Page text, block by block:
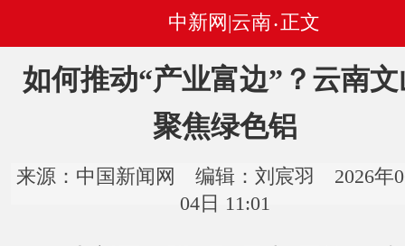
中新网|云南 • 正文
如何推动“产业富边”？云南文
聚焦绿色铝
来源：中国新闻网 编辑：刘宸羽 2026年
04日 11:01